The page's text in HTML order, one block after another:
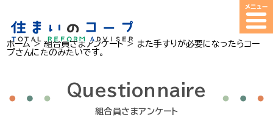
ホーム>組合員さまアンケート> また手すりが必要になったらコー
プさんにたのみたいです。
Questionnaire
組合員さまアンケート